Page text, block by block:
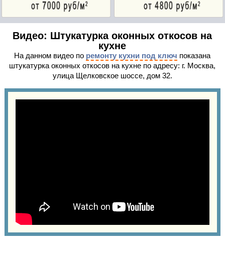
Видео: Штукатурка оконных откосов на
кухне
На данном видео по ремонту кухни под ключ показана
штукатурка оконных откосов на кухне по адресу: г. Москва,
улица Щелковское шоссе, дом 32.